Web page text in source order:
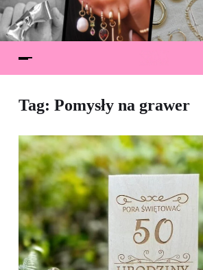
Tag: Pomysły na grawer